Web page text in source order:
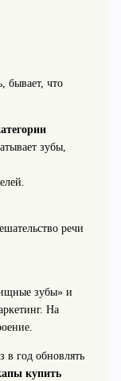
бывает, что
зубы,
речи
зубы» и
На
в год обновлять
купить